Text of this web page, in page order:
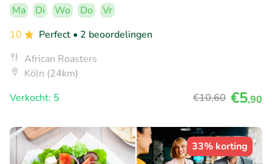
Ma Di Wo Do
Vr
10
Perfect • 2 beoordelingen
African Roasters
Köln (24km)
Verkocht: 5
€10,60 €5,90
33% korting